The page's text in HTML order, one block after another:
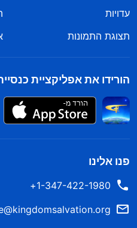
עדויות
תצוגת התמונות
הורידו את אפליקציית
פנו אלינו
1-347-422-1980+